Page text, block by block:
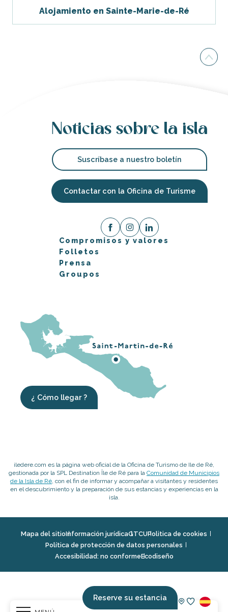
Reserve su estancia
Monsieur Léon
Restaurante Les Tilleuls
Alojamiento en Sainte-Marie-de-Ré
Noticias sobre la isla
Suscríbase a nuestro boletín
Contactar con la Oficina de Turisme
Compromisos y valores
Folletos
Prensa
Groupos
¿ Cómo llegar ?
iledere.com es la página web oficial de la Oficina de Turismo de Ile de Ré,
gestionada por la SPL Destination Île de Ré para la Comunidad de Municipios
de la Isla de Ré, con el fin de informar y acompañar a visitantes y residentes
en el descubrimiento y la preparación de sus estancias y experiencias en la
isla.
Mapa del sitioInformación jurídicaGTCUPolitica de cookies
Política de protección de datos personales
Accesibilidad: no conformeEcodiseño